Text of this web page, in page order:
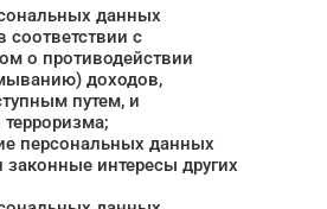
данных
соответствии с
о противодействии
доходов,
путем, и
персональных данных
законные интересы других